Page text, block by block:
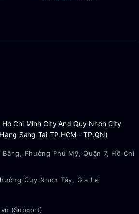
Chi Minh City And Quy Nhon City
Sang Tại TP.HCM - TP.QN)
Phường Phú Mỹ, Quận 7, Hồ Chí
Quy Nhơn Tây, Gia Lai
(Support)